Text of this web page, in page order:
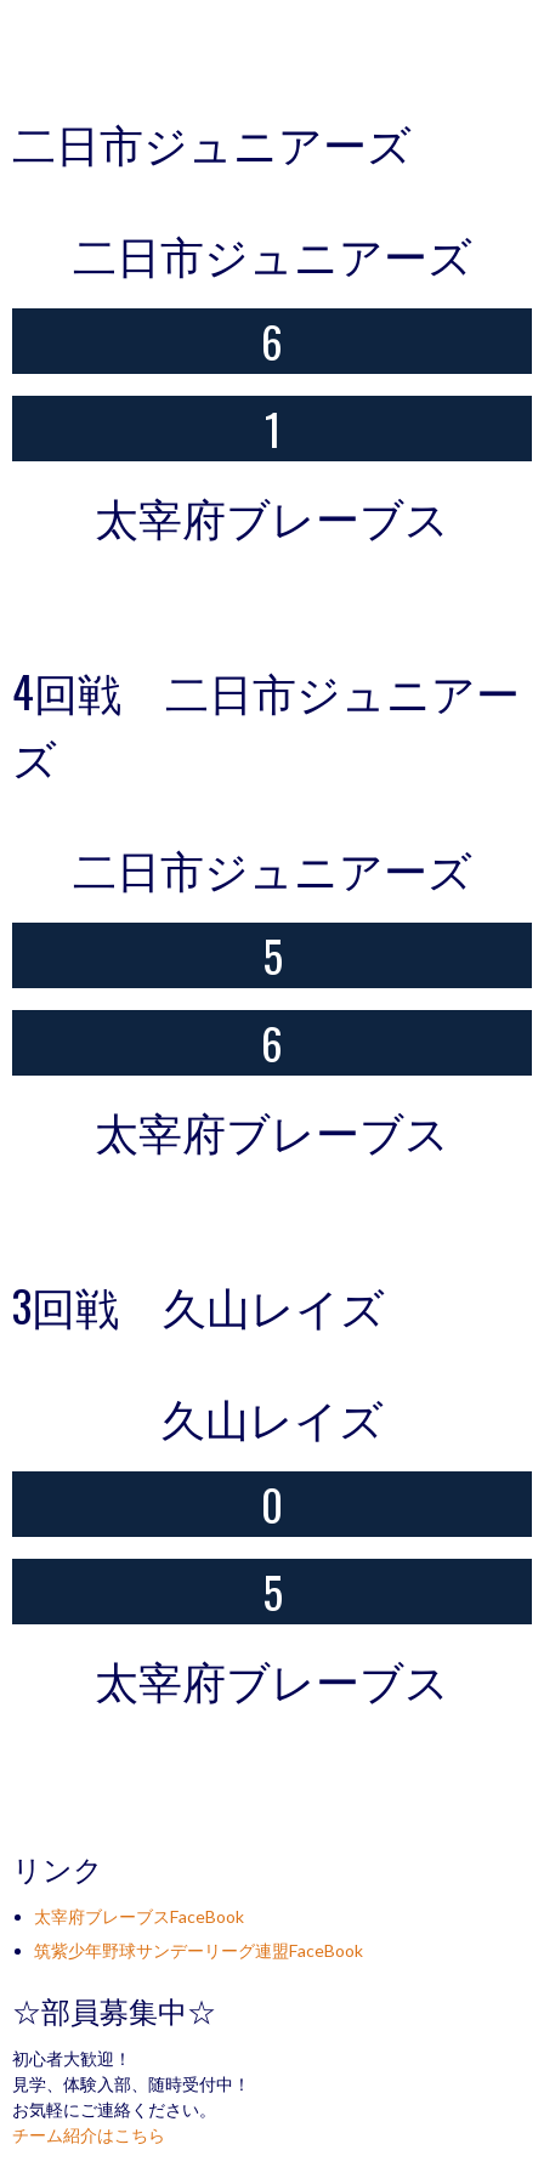
二日市ジュニアーズ
二日市ジュニアーズ
6
1
太宰府ブレーブス
4回戦 二日市ジュニアー
ズ
二日市ジュニアーズ
5
6
太宰府ブレーブス
3回戦 久山レイズ
久山レイズ
0
5
太宰府ブレーブス
リンク
太宰府ブレーブスFaceBook
筑紫少年野球サンデーリーグ連盟FaceBook
☆部員募集中☆
初心者大歓迎！
見学、体験入部、随時受付中！
お気軽にご連絡ください。
チーム紹介はこちら